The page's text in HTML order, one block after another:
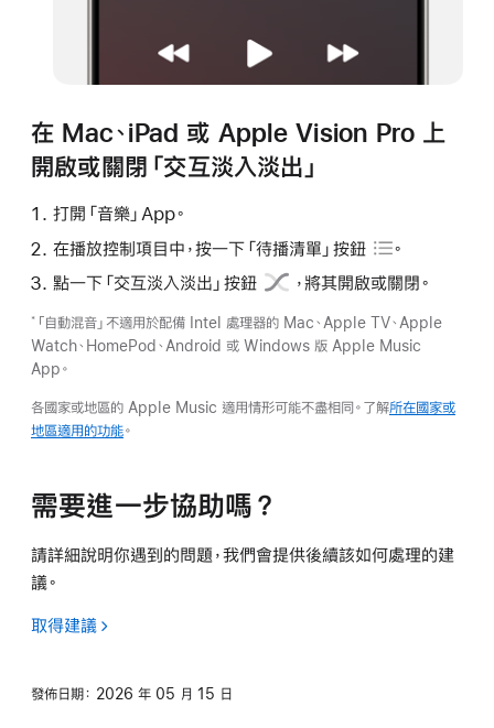
在 Mac、iPad 或 Apple Vision Pro 上
開啟或關閉「交互淡入淡出」
打開「音樂」App。
在播放控制項目中，按一下「待播清單」按鈕
。
點一下「交互淡入淡出」按鈕 ，將其開啟或關閉。
* 「自動混音」不適用於配備 Intel 處理器的 Mac、Apple TV、Apple
Watch、HomePod、Android 或 Windows 版 Apple Music
App。
各國家或地區的 Apple Music 適用情形可能不盡相同。了解所在國家或
地區適用的功能。
需要進一步協助嗎？
請詳細說明你遇到的問題，我們會提供後續該如何處理的建
議。
取得建議
發佈日期： 2026 年 05 月 15 日